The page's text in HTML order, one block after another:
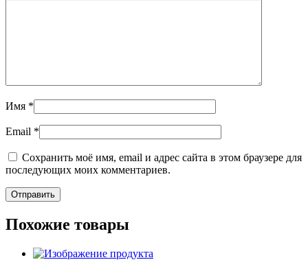
Имя *
Email *
Сохранить моё имя, email и адрес сайта в этом браузере для
последующих моих комментариев.
Похожие товары